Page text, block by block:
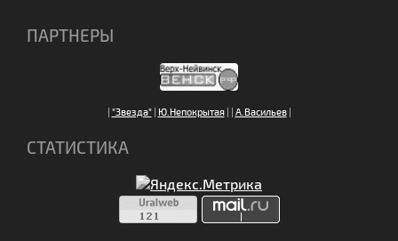
ПАРТНЕРЫ
| "Звезда"| Ю.Непокрытая| | А.Васильев|
СТАТИСТИКА